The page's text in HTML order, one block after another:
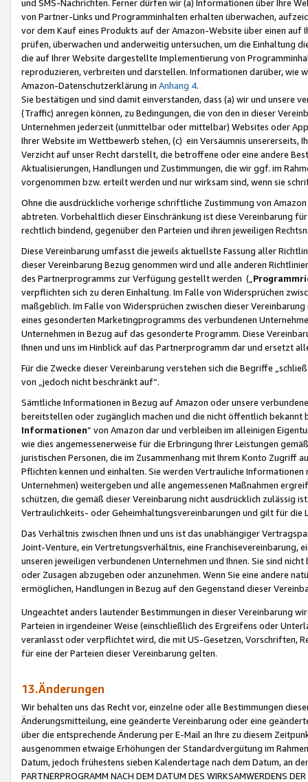
und SMS-Nachrichten. Ferner dürfen wir (a) Informationen über Ihre
von Partner-Links und Programminhalten erhalten überwachen,
vor dem Kauf eines Produkts auf der Amazon-Website über einen
prüfen, überwachen und anderweitig untersuchen, um die Einhaltung
die auf Ihrer Website dargestellte Implementierung von
reproduzieren, verbreiten und darstellen. Informationen darüber, wie
Amazon-Datenschutzerklärung in Anhang 4.
Sie bestätigen und sind damit einverstanden, dass (a) wir und
(Traffic) anregen können, zu Bedingungen, die von den in dieser
Unternehmen jederzeit (unmittelbar oder mittelbar) Websites oder
Ihrer Website im Wettbewerb stehen, (c) ein Versäumnis unsererseits,
Verzicht auf unser Recht darstellt, die betroffene oder eine andere
Aktualisierungen, Handlungen und Zustimmungen, die wir ggf. im
vorgenommen bzw. erteilt werden und nur wirksam sind, wenn sie
Ohne die ausdrückliche vorherige schriftliche Zustimmung von
abtreten. Vorbehaltlich dieser Einschränkung ist diese Vereinbarung
rechtlich bindend, gegenüber den Parteien und ihren jeweiligen
Diese Vereinbarung umfasst die jeweils aktuellste Fassung aller
dieser Vereinbarung Bezug genommen wird und alle anderen
des Partnerprogramms zur Verfügung gestellt werden („
verpflichten sich zu deren Einhaltung. Im Falle von Widersprüchen
maßgeblich. Im Falle von Widersprüchen zwischen dieser
eines gesonderten Marketingprogramms des verbundenen
Unternehmen in Bezug auf das gesonderte Programm. Diese
Ihnen und uns im Hinblick auf das Partnerprogramm dar und ersetzt
Für die Zwecke dieser Vereinbarung verstehen sich die Begriffe
von „jedoch nicht beschränkt auf“.
Sämtliche Informationen in Bezug auf Amazon oder unsere
bereitstellen oder zugänglich machen und die nicht öffentlich
Informationen“ von Amazon dar und verbleiben im alleinigen
wie dies angemessenerweise für die Erbringung Ihrer Leistungen
juristischen Personen, die im Zusammenhang mit Ihrem Konto
Pflichten kennen und einhalten. Sie werden Vertrauliche
Unternehmen) weitergeben und alle angemessenen Maßnahmen
schützen, die gemäß dieser Vereinbarung nicht ausdrücklich zulässig
Vertraulichkeits- oder Geheimhaltungsvereinbarungen und gilt für die
Das Verhältnis zwischen Ihnen und uns ist das unabhängiger
Joint-Venture, ein Vertretungsverhältnis, eine Franchisevereinbarung,
unseren jeweiligen verbundenen Unternehmen und Ihnen. Sie sind
oder Zusagen abzugeben oder anzunehmen. Wenn Sie eine andere
ermöglichen, Handlungen in Bezug auf den Gegenstand dieser
Ungeachtet anders lautender Bestimmungen in dieser Vereinbarung
Parteien in irgendeiner Weise (einschließlich des Ergreifens oder
veranlasst oder verpflichtet wird, die mit US-Gesetzen, Vorschriften,
für eine der Parteien dieser Vereinbarung gelten.
13.Änderungen
Wir behalten uns das Recht vor, einzelne oder alle Bestimmungen
Änderungsmitteilung, eine geänderte Vereinbarung oder eine
über die entsprechende Änderung per E-Mail an Ihre zu diesem
ausgenommen etwaige Erhöhungen der Standardvergütung im
Datum, jedoch frühestens sieben Kalendertage nach dem Datum, an
PARTNERPROGRAMM NACH DEM DATUM DES WIRKSAMWERDENS